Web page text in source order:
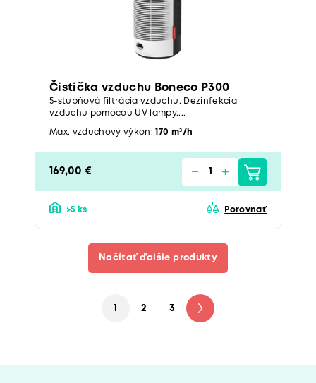
Čistička vzduchu Boneco P300
5-stupňová filtrácia vzduchu. Dezinfekcia
vzduchu pomocou UV lampy....
Max. vzduchový výkon:170 m³/h
169,00 €
>5 ks Porovnať
Načítať ďalšie produkty
1 2 3 4